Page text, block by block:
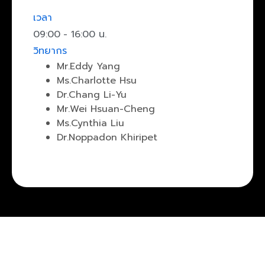
เวลา
09:00 - 16:00 น.
วิทยากร
Mr.Eddy Yang
Ms.Charlotte Hsu
Dr.Chang Li-Yu
Mr.Wei Hsuan-Cheng
Ms.Cynthia Liu
Dr.Noppadon Khiripet